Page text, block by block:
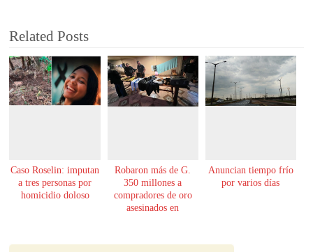
Related Posts
Caso Roselin: imputan
a tres personas por
homicidio doloso
Robaron más de G.
350 millones a
compradores de oro
asesinados en
Anuncian tiempo frío
por varios días